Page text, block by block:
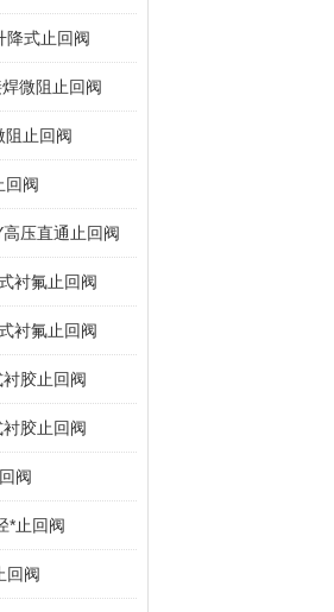
降式止回阀
微阻止回阀
阻止回阀
回阀
压直通止回阀
衬氟止回阀
衬氟止回阀
胶止回阀
胶止回阀
阀
*止回阀
回阀